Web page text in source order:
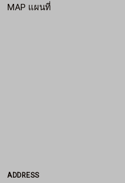
MAP แผนที่
ADDRESS